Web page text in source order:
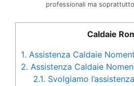
professionali ma
Caldaie
1. Assistenza Caldaie
2. Assistenza Caldaie
2.1. Svolgiamo